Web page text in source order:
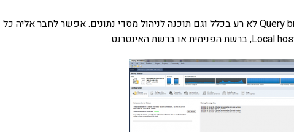
מכילה גם Query browser לא רע בכלל וגם תוכנה לניהול מסדי נתונים. אפשר לחבר אליה כל